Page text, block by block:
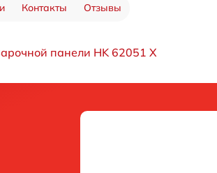
Контакты Отзывы
панели HK 62051 X